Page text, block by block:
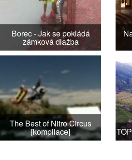
Borec - Jak se pokládá
zámková dlažba
The Best of Nitro Circus
[kompilace]